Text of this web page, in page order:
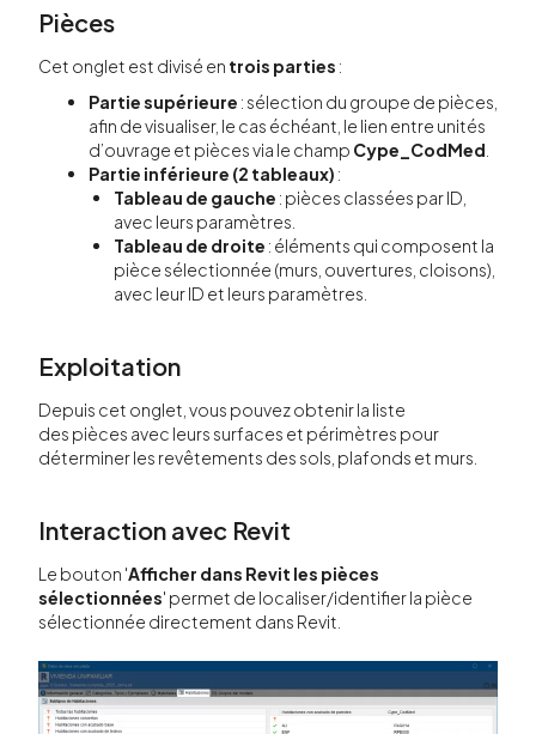
Pièces
Cet onglet est divisé en trois parties :
Partie supérieure : sélection du groupe de pièces,
afin de visualiser, le cas échéant, le lien entre unités
d’ouvrage et pièces via le champ Cype_CodMed
Partie inférieure (2 tableaux) :
Tableau de gauche : pièces classées par ID,
avec leurs paramètres.
Tableau de droite : éléments qui composent la
pièce sélectionnée (murs, ouvertures, cloisons),
avec leur ID et leurs paramètres.
Exploitation
Depuis cet onglet, vous pouvez obtenir la liste
des pièces avec leurs surfaces et périmètres pour
déterminer les revêtements des sols, plafonds et murs.
Interaction avec Revit
Le bouton 'Afficher dans Revit les pièces
sélectionnées' permet de localiser/identifier la pièce
sélectionnée directement dans Revit.